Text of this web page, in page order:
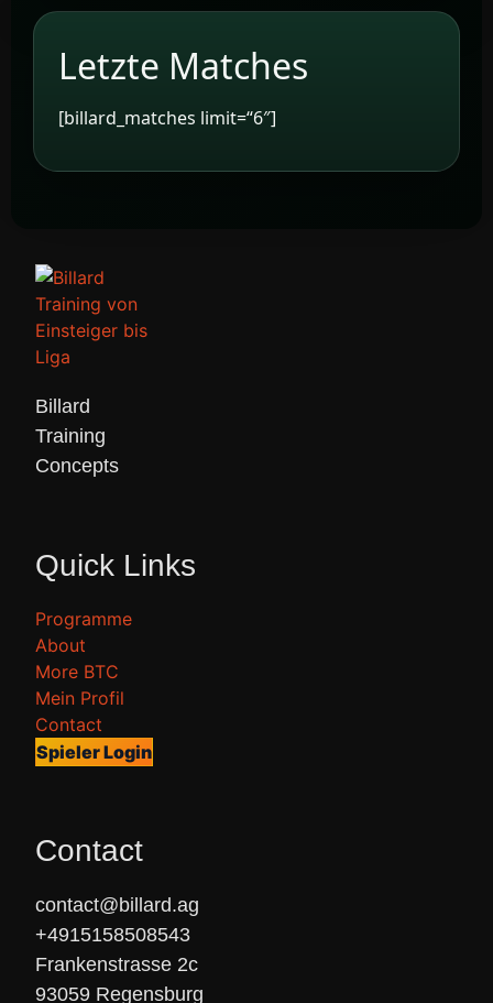
Letzte Matches
[billard_matches limit=“6″]
Billard
Training
Concepts
Quick Links
Programme
About
More BTC
Mein Profil
Contact
Spieler Login
Contact
contact@billard.ag
+4915158508543
Frankenstrasse 2c
93059 Regensburg